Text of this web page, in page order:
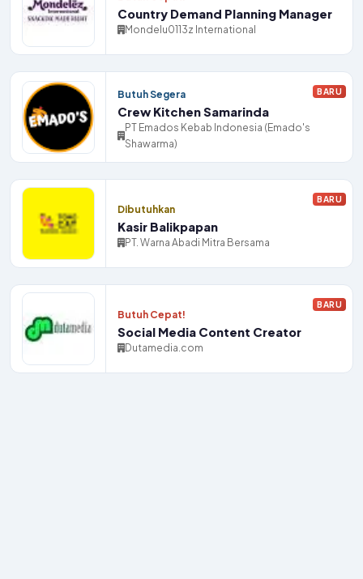
Country Demand Planning Manager
Mondelu0113z International
Butuh Segera
Crew Kitchen Samarinda
PT Emados Kebab Indonesia (Emado's
Shawarma)
BARU
Dibutuhkan
Kasir Balikpapan
PT. Warna Abadi Mitra Bersama
BARU
Butuh Cepat!
Social Media Content Creator
Dutamedia.com
BARU